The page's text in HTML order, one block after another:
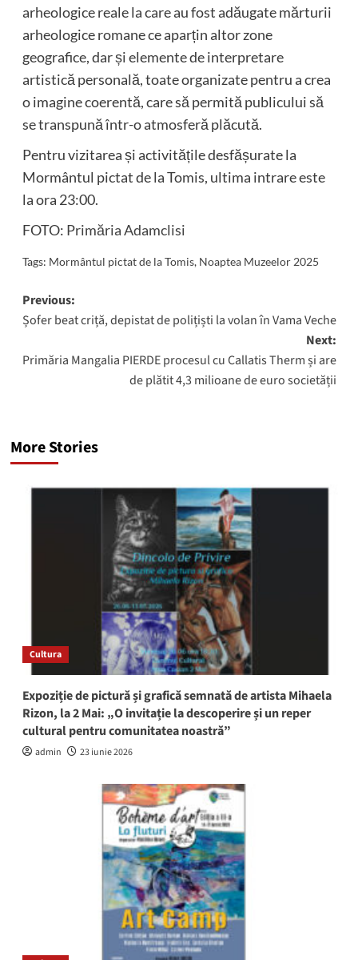
arheologice reale la care au fost adăugate mărturii
arheologice romane ce aparțin altor zone
geografice, dar și elemente de interpretare
artistică personală, toate organizate pentru a crea
o imagine coerentă, care să permită publicului să
se transpună într-o atmosferă plăcută.
Pentru vizitarea și activitățile desfășurate la
Mormântul pictat de la Tomis, ultima intrare este
la ora 23:00.
FOTO: Primăria Adamclisi
Tags: Mormântul pictat de la Tomis, Noaptea Muzeelor 2025
Post
navigation
Previous:
Șofer beat criță, depistat de polițiști la volan în Vama Veche
Next:
Primăria Mangalia PIERDE procesul cu Callatis Therm și are
de plătit 4,3 milioane de euro societății
More Stories
Cultura
Expoziție de pictură și grafică semnată de artista Mihaela
Rizon, la 2 Mai: „O invitație la descoperire și un reper
cultural pentru comunitatea noastră”
admin 23 iunie 2026